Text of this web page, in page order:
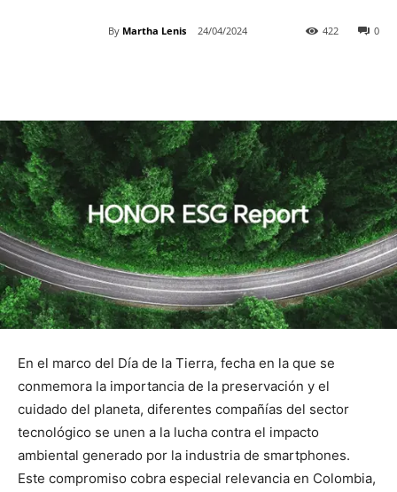
By Martha Lenis 24/04/2024 0
422
En el marco del Día de la Tierra, fecha en la que se
conmemora la importancia de la preservación y el
cuidado del planeta, diferentes compañías del sector
tecnológico se unen a la lucha contra el impacto
ambiental generado por la industria de smartphones.
Este compromiso cobra especial relevancia en Colombia,